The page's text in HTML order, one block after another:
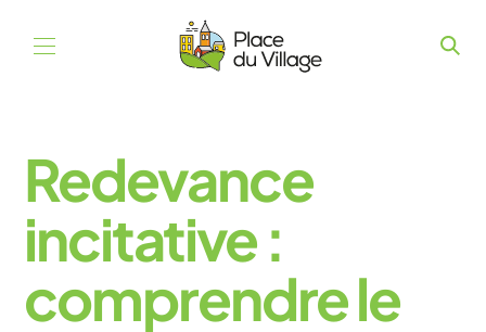
Redevance
incitative :
comprendre le